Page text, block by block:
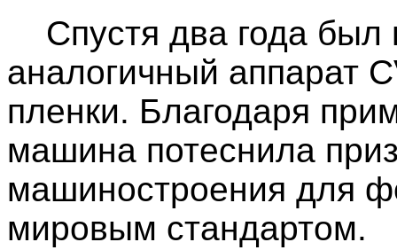
Спустя два года был
аналогичный аппарат
пленки. Благодаря
машина потеснила
машиностроения для
мировым стандартом.